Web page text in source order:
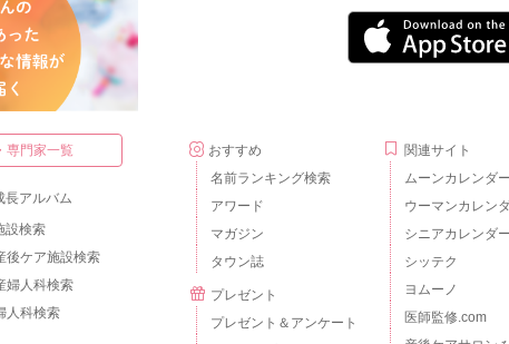
専門家一覧
長アルバム
設検索
後ケア施設検索
婦人科検索
人科検索
おすすめ
名前ランキング検索
アワード
マガジン
タウン誌
プレゼント
プレゼント＆アンケート
関連サイト
ムーンカレンダー
ウーマンカレン
シニアカレンダー
シッテク
ヨムーノ
医師監修.com